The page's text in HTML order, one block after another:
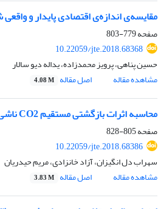
مقایسه‌ی اندازه‌ی اقتصادی پایدار و
صفحه779-803
10.22059/jte.2018.68368
حسین پناهی، پرویز محمدزاده، یداله دیو سالار
مشاهده مقاله
اصل مقاله 4.08 M
محاسبه اثرات بازگشتی مستقیم CO2 ناشی از بهبود کارایی مصرف سوخت در بخش حمل ونقل استان های ایران
صفحه805-828
10.22059/jte.2018.68386
سهراب دل انگیزان، آزاد خانزادی، مریم حیدریان
مشاهده مقاله
اصل مقاله 3.83 M